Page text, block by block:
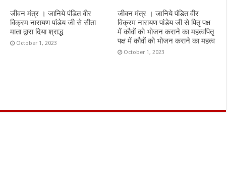
जीवन मंत्र । जानिये पंडित वीर
विक्रम नारायण पांडेय जी से सीता
माता द्वारा दिया श्राद्ध
October 1, 2023
जीवन मंत्र । जानिये पंडित वीर
विक्रम नारायण पांडेय जी से पितृ पक्ष
में कौवों को भोजन कराने का महत्वपितृ
पक्ष में कौवों को भोजन कराने का महत्व
October 1, 2023